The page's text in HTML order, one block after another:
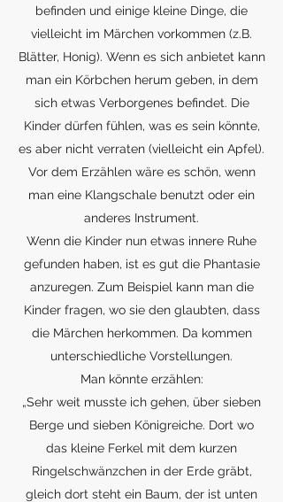
befinden und einige kleine Dinge, die
vielleicht im Märchen vorkommen (z.B.
Blätter, Honig). Wenn es sich anbietet kann
man ein Körbchen herum geben, in dem
sich etwas Verborgenes befindet. Die
Kinder dürfen fühlen, was es sein könnte,
es aber nicht verraten (vielleicht ein Apfel).
Vor dem Erzählen wäre es schön, wenn
man eine Klangschale benutzt oder ein
anderes Instrument.
Wenn die Kinder nun etwas innere Ruhe
gefunden haben, ist es gut die Phantasie
anzuregen. Zum Beispiel kann man die
Kinder fragen, wo sie den glaubten, dass
die Märchen herkommen. Da kommen
unterschiedliche Vorstellungen.
Man könnte erzählen:
„Sehr weit musste ich gehen, über sieben
Berge und sieben Königreiche. Dort wo
das kleine Ferkel mit dem kurzen
Ringelschwänzchen in der Erde gräbt,
gleich dort steht ein Baum, der ist unten